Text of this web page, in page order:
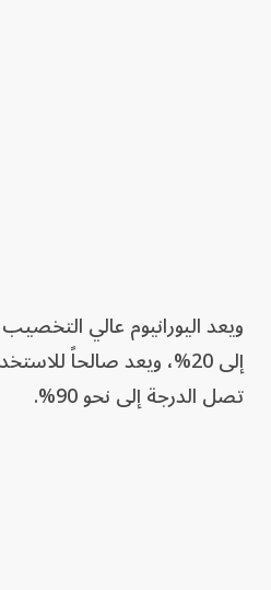
ويعد اليورانيوم عالي
إلى 20%، ويعد صالحاً
تصل الدرجة إلى نحو 90%.